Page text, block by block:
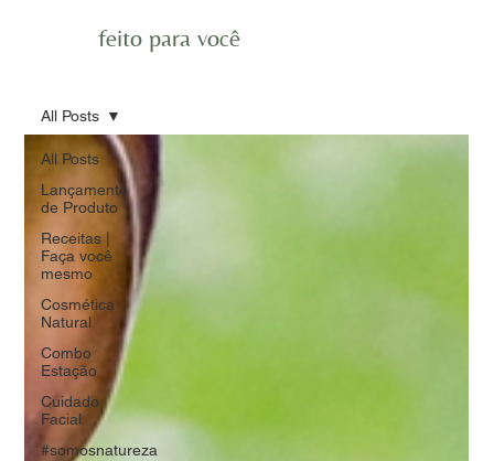
feito para você
All Posts
Lançamento
de Produto
Receitas |
Faça você
mesmo
Cosmética
Natural
Combo
Estação
Cuidado
Facial
#somosnatureza
All Posts